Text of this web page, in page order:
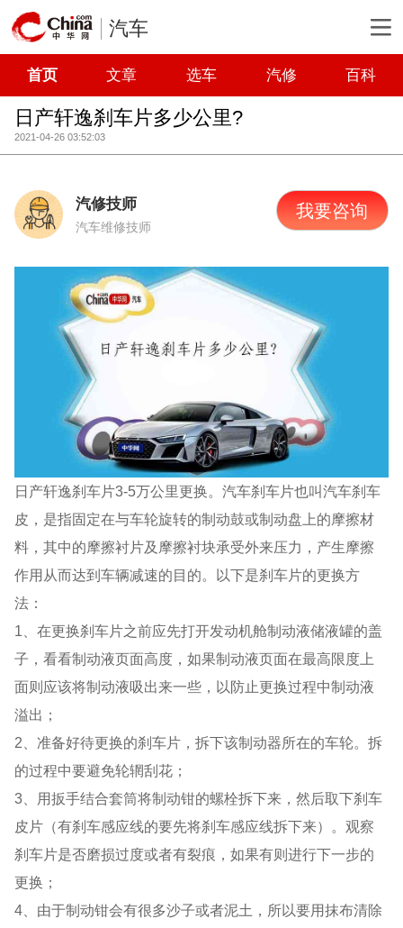
汽车
首页 文章 选车 汽修 百科
日产轩逸刹车片多少公里?
2021-04-26 03:52:03
汽修技师
汽车维修技师
我要咨询
日产轩逸刹车片3-5万公里更换。汽车刹车片也叫汽车刹车
皮，是指固定在与车轮旋转的制动鼓或制动盘上的摩擦材
料，其中的摩擦衬片及摩擦衬块承受外来压力，产生摩擦
作用从而达到车辆减速的目的。以下是刹车片的更换方
法：
1、在更换刹车片之前应先打开发动机舱制动液储液罐的盖
子，看看制动液页面高度，如果制动液页面在最高限度上
面则应该将制动液吸出来一些，以防止更换过程中制动液
溢出；
2、准备好待更换的刹车片，拆下该制动器所在的车轮。拆
的过程中要避免轮辋刮花；
3、用扳手结合套筒将制动钳的螺栓拆下来，然后取下刹车
皮片（有刹车感应线的要先将刹车感应线拆下来）。观察
刹车片是否磨损过度或者有裂痕，如果有则进行下一步的
更换；
4、由于制动钳会有很多沙子或者泥土，所以要用抹布清除